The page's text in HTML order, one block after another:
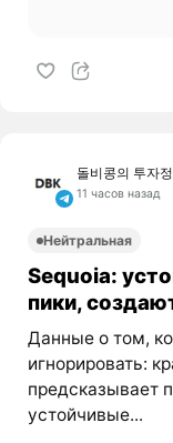
돌비콩의 투자
11 часов назад
Нейтральная
Sequoia:
пики,
Данные о том,
игнорировать:
предсказывает
устойчивые...